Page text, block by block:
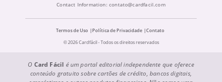
Contact Information: contato@cardfacil.com
Termos de Uso Política de Privacidade
Contato
© 2026 Cardfácil - Todos os direitos reservados
O Card Fácil é um portal editorial independente que oferece
conteúdo gratuito sobre cartões de crédito, bancos digitais,